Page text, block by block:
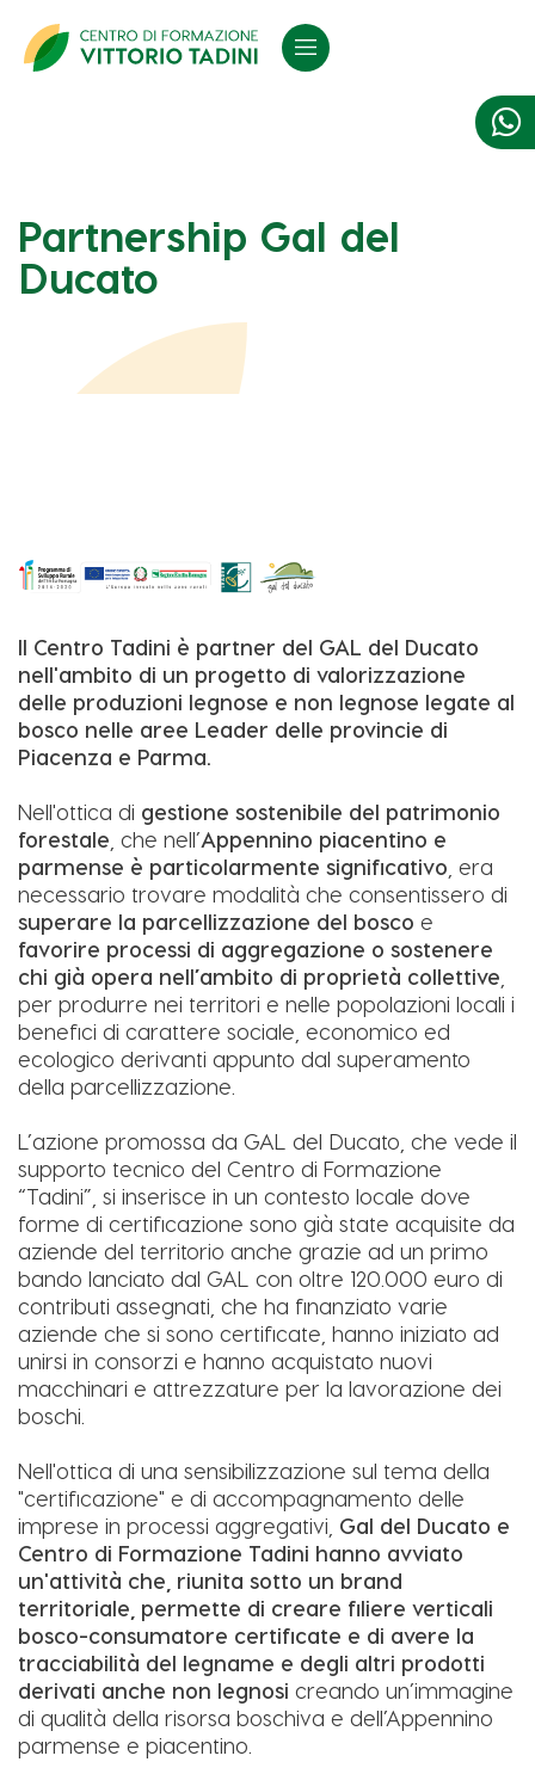

Partnership Gal del
Ducato
Il Centro Tadini è partner del GAL del Ducato
nell'ambito di un progetto di valorizzazione
delle produzioni legnose e non legnose legate al
bosco nelle aree Leader delle provincie di
Piacenza e Parma.
Nell'ottica di gestione sostenibile del patrimonio
forestale , che nell’Appennino piacentino e
parmense è particolarmente significativo , era
necessario trovare modalità che consentissero di
superare la parcellizzazione del bosco e
favorire processi di aggregazione o sostenere
chi già opera nell’ambito di proprietà collettive
per produrre nei territori e nelle popolazioni locali i
benefici di carattere sociale, economico ed
ecologico derivanti appunto dal superamento
della parcellizzazione.
L’azione promossa da GAL del Ducato, che vede il
supporto tecnico del Centro di Formazione
“Tadini”, si inserisce in un contesto locale dove
forme di certificazione sono già state acquisite da
aziende del territorio anche grazie ad un primo
bando lanciato dal GAL con oltre 120.000 euro di
contributi assegnati, che ha finanziato varie
aziende che si sono certificate, hanno iniziato ad
unirsi in consorzi e hanno acquistato nuovi
macchinari e attrezzature per la lavorazione dei
boschi.
Nell'ottica di una sensibilizzazione sul tema della
"certificazione" e di accompagnamento delle
imprese in processi aggregativi, Gal del Ducato e
Centro di Formazione Tadini hanno avviato
un'attività che, riunita sotto un brand
territoriale, permette di creare filiere verticali
bosco-consumatore certificate e di avere la
tracciabilità del legname e degli altri prodotti
derivati anche non legnosi creando un’immagine
di qualità della risorsa boschiva e dell’Appennino
parmense e piacentino.